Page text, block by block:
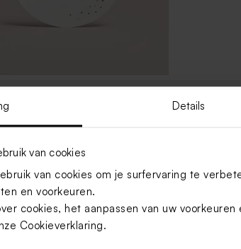
Details
van cookies
van cookies om je surfervaring te
en voorkeuren.
cookies, het aanpassen van uw
Cookieverklaring.
(4,4 cm)